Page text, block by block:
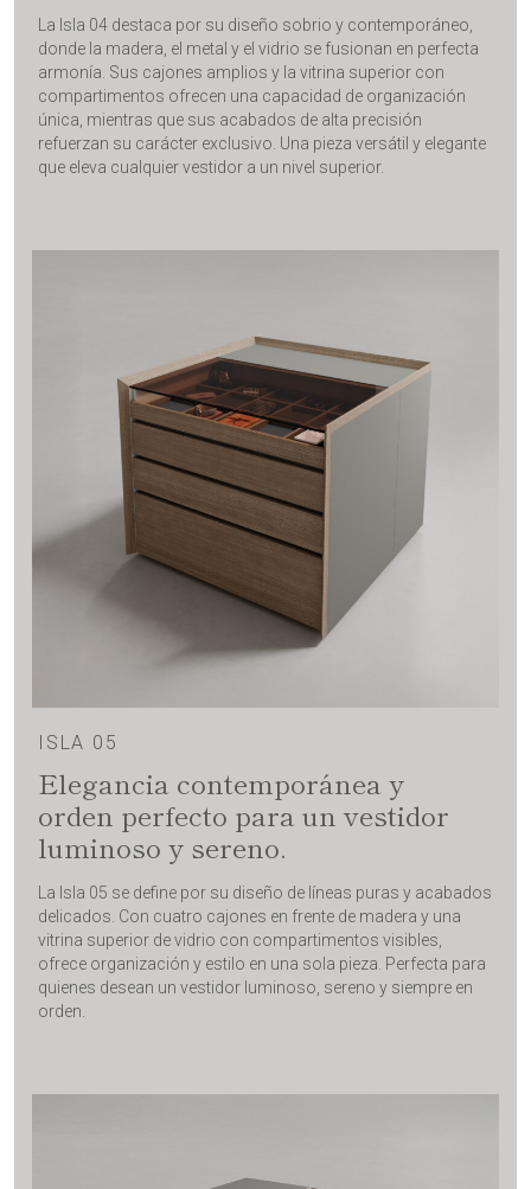
La Isla 04 destaca por su diseño sobrio y contemporáneo,
donde la madera, el metal y el vidrio se fusionan en perfecta
armonía. Sus cajones amplios y la vitrina superior con
compartimentos ofrecen una capacidad de organización
única, mientras que sus acabados de alta precisión
refuerzan su carácter exclusivo. Una pieza versátil y elegante
que eleva cualquier vestidor a un nivel superior.
ISLA 05
Elegancia contemporánea y
orden perfecto para un vestidor
luminoso y sereno.
La Isla 05 se define por su diseño de líneas puras y acabados
delicados. Con cuatro cajones en frente de madera y una
vitrina superior de vidrio con compartimentos visibles,
ofrece organización y estilo en una sola pieza. Perfecta para
quienes desean un vestidor luminoso, sereno y siempre en
orden.